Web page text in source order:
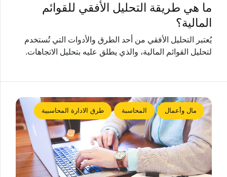
ما هي طريقة التحليل الأفقي للقوائم
المالية؟
يُعتبر التحليل الأفقي من أحد الطرق والأدوات التي تُستخدم
لتحليل القوائم المالية، والذي يطلق عليه بتحليل الاتجاهات.
مال وأعمال المحاسبة طرق الادارة المحاسبية